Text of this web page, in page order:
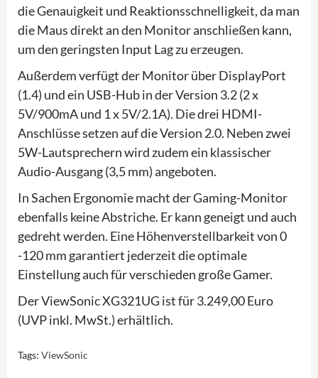
die Genauigkeit und Reaktionsschnelligkeit, da man
die Maus direkt an den Monitor anschließen kann,
um den geringsten Input Lag zu erzeugen.
Außerdem verfügt der Monitor über DisplayPort
(1.4) und ein USB-Hub in der Version 3.2 (2 x
5V/900mA und 1 x 5V/2.1A). Die drei HDMI-
Anschlüsse setzen auf die Version 2.0. Neben zwei
5W-Lautsprechern wird zudem ein klassischer
Audio-Ausgang (3,5 mm) angeboten.
In Sachen Ergonomie macht der Gaming-Monitor
ebenfalls keine Abstriche. Er kann geneigt und auch
gedreht werden. Eine Höhenverstellbarkeit von 0
-120 mm garantiert jederzeit die optimale
Einstellung auch für verschieden große Gamer.
Der ViewSonic XG321UG ist für 3.249,00 Euro
(UVP inkl. MwSt.) erhältlich.
Tags: ViewSonic